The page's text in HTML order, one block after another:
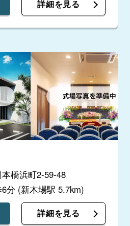
詳細を見る
橋浜町2-59-48
分 (新木場駅 5.7km)
詳細を見る